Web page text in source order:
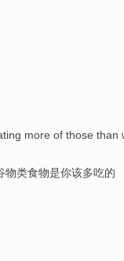
more of those than
物类食物是你该多吃的